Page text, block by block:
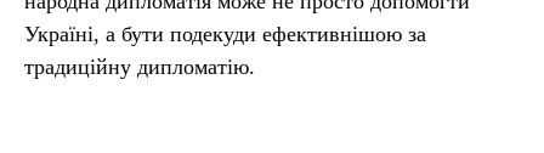
Україні, а бути подекуди ефективнішою за
традиційну дипломатію.